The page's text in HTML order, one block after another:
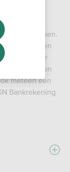
openen.
"Betalen" en
openen: voor
als je alleen
meteen een
Bankrekening